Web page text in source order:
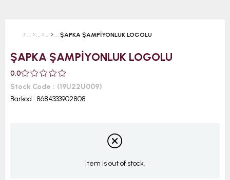
ŞAPKA ŞAMPİYONLUK LOGOLU
ŞAPKA ŞAMPİYONLUK LOGOLU
0.0
Stock Code
(19U22U009)
Barkod : 8684333902808
Item is out of stock.